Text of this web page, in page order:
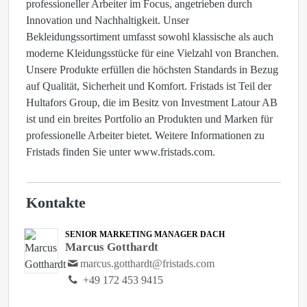
professioneller Arbeiter im Focus, angetrieben durch
Innovation und Nachhaltigkeit. Unser
Bekleidungssortiment umfasst sowohl klassische als auch
moderne Kleidungsstücke für eine Vielzahl von Branchen.
Unsere Produkte erfüllen die höchsten Standards in Bezug
auf Qualität, Sicherheit und Komfort. Fristads ist Teil der
Hultafors Group, die im Besitz von Investment Latour AB
ist und ein breites Portfolio an Produkten und Marken für
professionelle Arbeiter bietet. Weitere Informationen zu
Fristads finden Sie unter www.fristads.com.
Kontakte
SENIOR MARKETING MANAGER DACH
Marcus Gotthardt
marcus.gotthardt@fristads.com
+49 172 453 9415